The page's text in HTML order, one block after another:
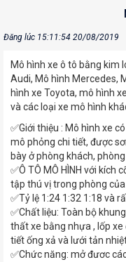
Đăng lúc 15:11:54 20/08/2019
Mô hình xe ô tô bằng kim
Audi, Mô hình Mercedes,
hình xe Toyota, mô hình
và các loại xe mô hình
✅Giới thiệu : Mô hình xe
mô phỏng chi tiết, được
bày ở phòng khách,
✅Ô TÔ MÔ HÌNH với
tập thú vị trong phòng của
✅Tỷ lệ 1:24 1:32 1:18 và
✅Chất liệu: Toàn bộ
thất xe bằng nhựa , lốp
tiết ống xả và lưới tản
✅Chức năng: mở đươc